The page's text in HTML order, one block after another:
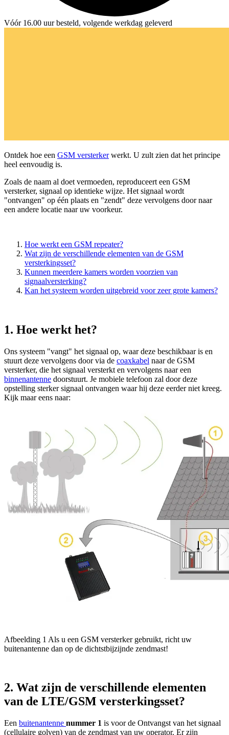
Vóór 16.00 uur besteld, volgende werkdag geleverd
Ontdek hoe een GSM versterkerwerkt. U zult zien dat het principe
heel eenvoudig is.
Zoals de naam al doet vermoeden, reproduceert een GSM
versterker, signaal op identieke wijze. Het signaal wordt
"ontvangen" op één plaats en "zendt" deze vervolgens door naar
een andere locatie naar uw voorkeur.
Hoe werkt een GSM repeater?
Wat zijn de verschillende elementen van de GSM
versterkingsset?
Kunnen meerdere kamers worden voorzien van
signaalversterking?
Kan het systeem worden uitgebreid voor zeer grote kamers?
1. Hoe werkt het?
Ons systeem "vangt" het signaal op, waar deze beschikbaar is en
stuurt deze vervolgens door via de coaxkabel naar de GSM
versterker, die het signaal versterkt en vervolgens naar een
binnenantenne doorstuurt. Je mobiele telefoon zal door deze
opstelling sterker signaal ontvangen waar hij deze eerder niet kreeg.
Kijk maar eens naar:
Afbeelding 1 Als u een GSM versterker gebruikt, richt uw
buitenantenne dan op de dichtstbijzijnde zendmast!
2. Wat zijn de verschillende elementen
van de LTE/GSM versterkingsset?
Een buitenantenne nummer 1 is voor de Ontvangst van het signaal
(cellulaire golven) van de zendmast van uw operator. Er zijn